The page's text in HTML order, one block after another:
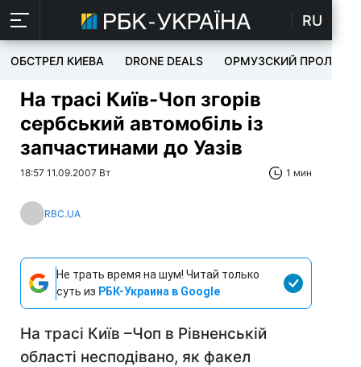
RU
ОБСТРЕЛ КИЕВА DRONE DEALS ОРМУЗСКИЙ ПРОЛИВ
На трасі Київ-Чоп згорів
сербський автомобіль із
запчастинами до Уазiв
18:57 11.09.2007 Вт 1 мин
RBC.UA
Не трать время на шум! Читай только
суть из РБК-Украина в Google
На трасі Київ –Чоп в Рівненській
області несподівано, як факел